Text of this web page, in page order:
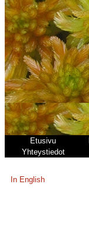
Etusivu
Yhteystiedot
In English